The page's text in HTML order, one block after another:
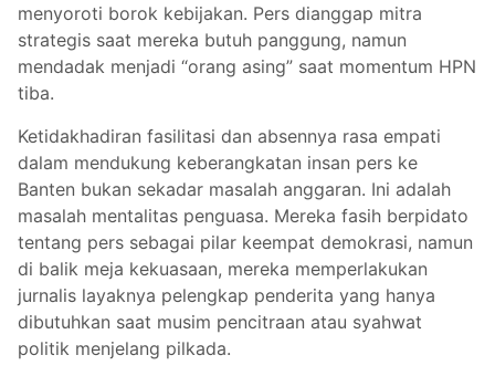
menyoroti borok kebijakan. Pers dianggap mitra
strategis saat mereka butuh panggung, namun
mendadak menjadi “orang asing” saat momentum HPN
tiba.
Ketidakhadiran fasilitasi dan absennya rasa empati
dalam mendukung keberangkatan insan pers ke
Banten bukan sekadar masalah anggaran. Ini adalah
masalah mentalitas penguasa. Mereka fasih berpidato
tentang pers sebagai pilar keempat demokrasi, namun
di balik meja kekuasaan, mereka memperlakukan
jurnalis layaknya pelengkap penderita yang hanya
dibutuhkan saat musim pencitraan atau syahwat
politik menjelang pilkada.